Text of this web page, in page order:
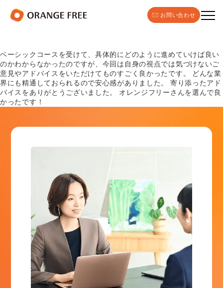
お問い合わせ
ベーシックコースを受けて、具体的にどのように進めていけば良い
のかわからなかったのですが、今回は自身の視点では気づけないご
意見やアドバイスをいただけてものすごく良かったです。 どんな業
界にも精通しておられるので安心感がありました。 寄り添ったアド
バイスをありがとうございました。 オレンジフリーさんを選んで良
かったです！